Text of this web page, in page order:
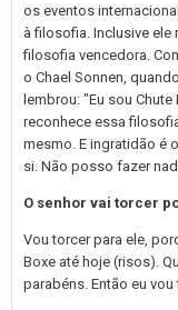
os eventos
à filosofia. Inclusive ele
filosofia vencedora.
o Chael Sonnen,
lembrou: "Eu sou
reconhece essa
mesmo. E ingratidão é
si. Não posso fazer
O senhor vai torcer
Vou torcer para ele,
Boxe até hoje (risos).
parabéns. Então eu vou